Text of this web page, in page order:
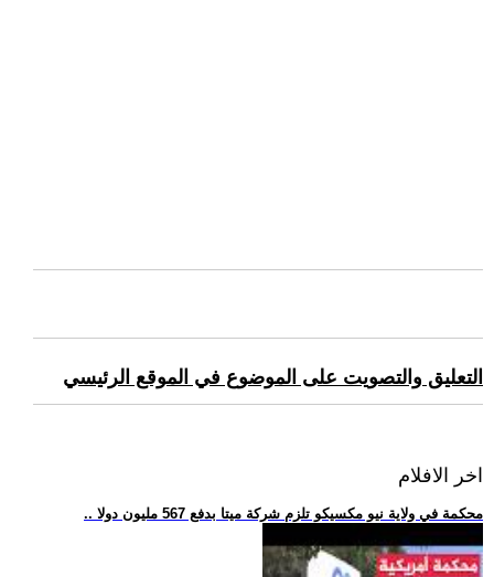
التعليق والتصويت على الموضوع في الموقع الرئيسي
اخر الافلام
.. محكمة في ولاية نيو مكسيكو تلزم شركة ميتا بدفع 567 مليون دولا